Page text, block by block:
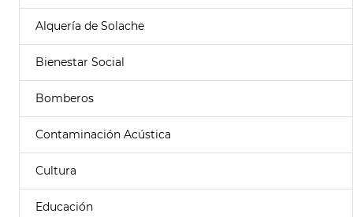
Alquería de Solache
Bienestar Social
Bomberos
Contaminación Acústica
Cultura
Educación